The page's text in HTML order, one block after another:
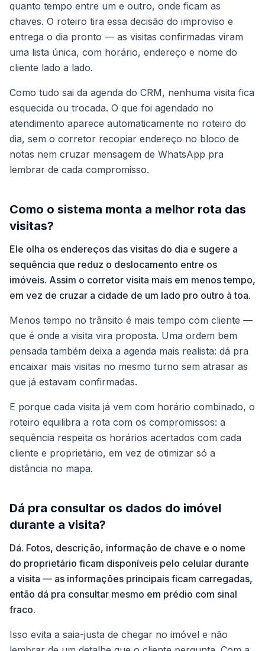
quanto tempo entre um e outro, onde ficam as
chaves. O roteiro tira essa decisão do improviso e
entrega o dia pronto — as visitas confirmadas viram
uma lista única, com horário, endereço e nome do
cliente lado a lado.
Como tudo sai da agenda do CRM, nenhuma visita fica
esquecida ou trocada. O que foi agendado no
atendimento aparece automaticamente no roteiro do
dia, sem o corretor recopiar endereço no bloco de
notas nem cruzar mensagem de WhatsApp pra
lembrar de cada compromisso.
Como o sistema monta a melhor rota das
visitas?
Ele olha os endereços das visitas do dia e sugere a
sequência que reduz o deslocamento entre os
imóveis. Assim o corretor visita mais em menos tempo,
em vez de cruzar a cidade de um lado pro outro à toa.
Menos tempo no trânsito é mais tempo com cliente —
que é onde a visita vira proposta. Uma ordem bem
pensada também deixa a agenda mais realista: dá pra
encaixar mais visitas no mesmo turno sem atrasar as
que já estavam confirmadas.
E porque cada visita já vem com horário combinado, o
roteiro equilibra a rota com os compromissos: a
sequência respeita os horários acertados com cada
cliente e proprietário, em vez de otimizar só a
distância no mapa.
Dá pra consultar os dados do imóvel
durante a visita?
Dá. Fotos, descrição, informação de chave e o nome
do proprietário ficam disponíveis pelo celular durante
a visita — as informações principais ficam carregadas,
então dá pra consultar mesmo em prédio com sinal
fraco.
Isso evita a saia-justa de chegar no imóvel e não